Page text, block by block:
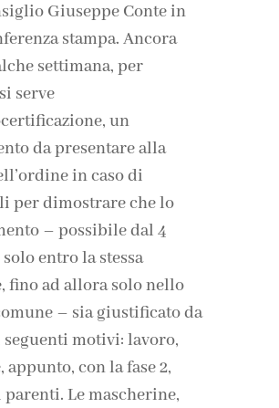
Giuseppe Conte in
stampa. Ancora
settimana, per
serve
un
da presentare alla
in caso di
per dimostrare che lo
– possibile dal 4
entro la stessa
fino ad allora solo nello
– sia giustificato da
motivi: lavoro,
appunto, con la fase 2,
Le mascherine,